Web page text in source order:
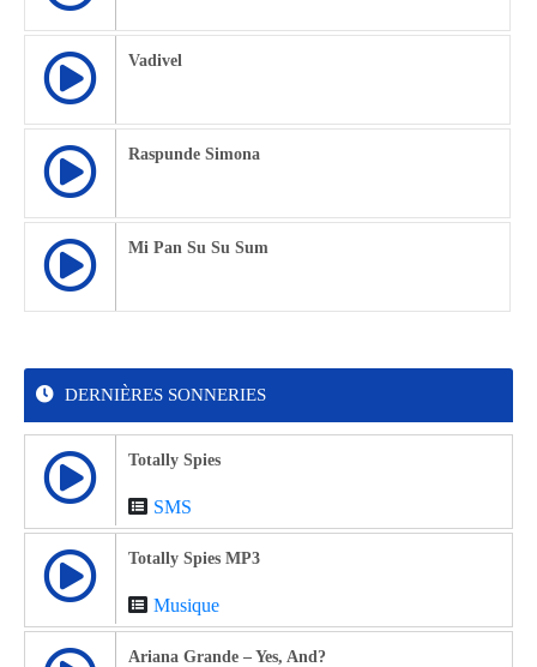
Vadivel
Raspunde Simona
Mi Pan Su Su Sum
DERNIÈRES SONNERIES
Totally Spies
SMS
Totally Spies MP3
Musique
Ariana Grande – Yes, And?